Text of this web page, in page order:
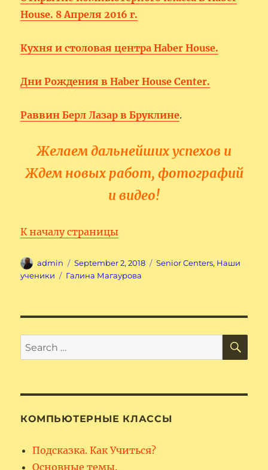
House. 8 Апреля 2016 г.
Кухня и столовая центра Haber House.
Дни Рождения в Haber House Center.
Раввин Берл Лазар в Бруклине.
Желаем дальнейших успехов и
Ждем новых работ, фотографий
и видео!
К началу страницы
Author
admin
Posted
on
September 2, 2018 Categories
Senior Centers, Наши
ученики
Tags
Галина Магаурова
Search
for:
КОМПЬЮТЕРНЫЕ КЛАССЫ
Подсказка. Как Учиться?
Основные темы.